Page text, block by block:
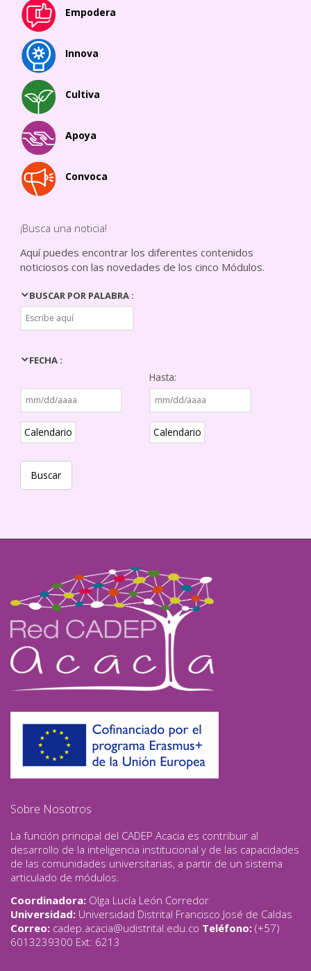
Empodera
Innova
Cultiva
Apoya
Convoca
¡Busca una noticia!
Aquí puedes encontrar los diferentes contenidos
noticiosos con las novedades de los cinco Módulos.
BUSCAR POR PALABRA :
FECHA :
Calendario
Hasta:
Calendario
Buscar
Sobre Nosotros
La función principal del CADEP Acacia es contribuir al
desarrollo de la inteligencia institucional y de las capacidades
de las comunidades universitarias, a partir de un sistema
articulado de módulos.
Coordinadora: Olga Lucía León Corredor
Universidad: Universidad Distrital Francisco José de Caldas
Correo: cadep.acacia@udistrital.edu.co Teléfono: (+57)
6013239300 Ext: 6213